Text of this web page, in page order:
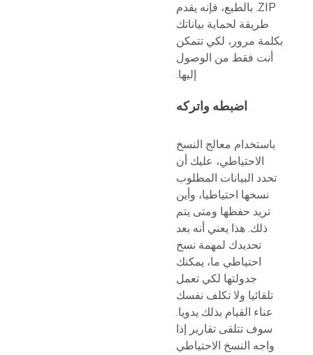
ZIP. بالطبع، فإنه يقدم
طريقة لحماية بياناتك
بكلمة مرور، لكي تتمكن
أنت فقط من الوصول
إليها.
اضبطه واتركه
باستخدام معالج النسخ
الاحتياطي، عليك أن
تحدد البيانات المطلوب
نسخها احتياطيا، وأين
تريد حفظها ومتى يتم
ذلك. هذا يعني أنه بعد
تحديدك لمهمة نسخ
احتياطي ما، يمكنك
جدولتها لكي تعمل
تلقائيا ولا تكلف نفسك
عناء القيام بذلك يدويا.
سوف تتلقى تقارير إذا
واجه النسخ الاحتياطي